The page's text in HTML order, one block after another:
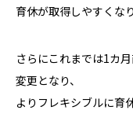
育休が取得しやすくな
さらにこれまでは1カ
変更となり、
よりフレキシブルに育